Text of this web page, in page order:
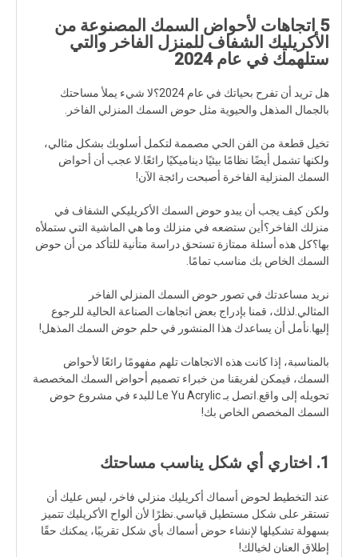
5 اتجاهات لأحواض السمك المصنوعة من
الأكريليك الشفاف للمنزل الفاخر والتي
ستلهمك في عام 2024
هل تريد أن تفرح بحياتك في عام 2024؟لا شيء يملأ مساحتك
بالجمال المذهل والحيوية مثل حوض السمك المنزلي الفاخر.
تخيل قطعة من الفن الحي مصممة لتكمل أسلوبك بشكل مثالي،
ولكنها تشمل أيضًا نظامًا بيئيًا ديناميكيًا رائعًا.لا عجب أن أحواض
السمك المنزلية الفاخرة أصبحت رائجة الآن!
ولكن كيف يجب أن يبدو حوض السمك الأكريليكي الشفاف في
منزلك الفاخر؟أين ستضعه في منزلك وما هي الماشية التي ستملأه
بها؟كل هذه أسئلة ممتازة تستحق دراسة متأنية للتأكد من أن حوض
السمك الخاص بك مناسب تمامًا.
نريد مساعدتك في تصور حوض السمك المنزلي الفاخر
المثالي.لذلك، قمنا بإدراج بعض اتجاهات الصناعة الحالية للرجوع
إليها.نأمل أن يساعدك هذا المنشور في حلم حوض السمك المذهل!
بالمناسبة، إذا كانت هذه الاتجاهات تلهم مفهومًا رائعًا لأحواض
السمك، فيمكن لفريقنا من خبراء تصميم أحواض السمك المخصصة
تحويله إلى واقع.اتصل بـ Le Yu Acrylic للبدء في مشروع حوض
السمك المخصص الخاص بك!
1. اختاري أي شكل يناسب مساحتك
عند التخطيط لحوض أسماك أكريليك منزلي فاخر، ليس عليك أن
تستقر على شكل مستطيل قياسي.نظرًا لأن ألواح الأكريليك تتميز
بسهولة تشكيلها لإنشاء حوض أسماك بأي شكل تقريبًا، يمكنك حقًا
إطلاق العنان لخيالك!